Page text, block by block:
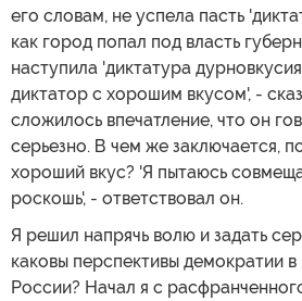
его словам, не успела пасть
как город попал под власть
наступила 'диктатура
диктатор с хорошим вкусом', -
сложилось впечатление, что он
серьезно. В чем же заключается,
хороший вкус? 'Я пытаюсь
роскошь', - ответствовал он.
Я решил напрячь волю и задать
каковы перспективы демократии
России? Начал я с